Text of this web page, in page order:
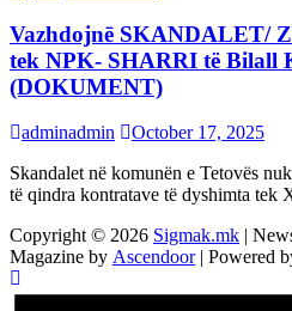
Vazhdojnē SKANDALET/
tek NPK- SHARRI të Bilall
(DOKUMENT)
adminadmin
October 17, 2025
Skandalet në komunën e Tetovës
të qindra kontratave të dyshimta
Copyright © 2026 Sigmak.mk |
Magazine by Ascendoor| Powered